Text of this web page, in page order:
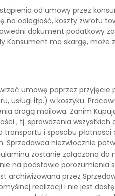
od umowy przez
na odległość, koszty zwrotu
dokument podatkowy
Konsument ma skargę, może
umowę poprzez
usługi itp.) w koszyku.
drogą mailową. Zanim
, tj. sprawdzenia
transportu i sposobu
Sprzedawca niezwłocznie
zostanie załączona
na podstawie
archiwizowana przez
realizacji i nie jest